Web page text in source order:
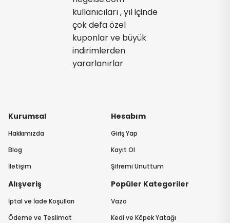
Kurumsal
Hakkımızda
Blog
İletişim
Hesabım
Giriş Yap
Kayıt Ol
Şifremi Unuttum
Alışveriş
İptal ve İade Koşulları
Ödeme ve Teslimat
Popüler Kategoriler
Vazo
Kedi ve Köpek Yatağı
kullanıcıları , yıl içinde
çok defa özel
kuponlar ve büyük
indirimlerden
yararlanırlar